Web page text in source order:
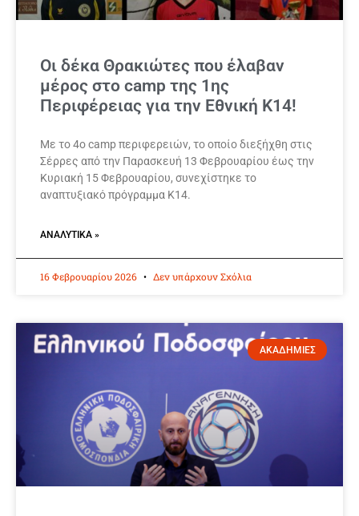
Οι δέκα Θρακιώτες που έλαβαν
μέρος στο camp της 1ης
Περιφέρειας για την Εθνική Κ14!
Με το 4ο camp περιφερειών, το οποίο διεξήχθη στις
Σέρρες από την Παρασκευή 13 Φεβρουαρίου έως την
Κυριακή 15 Φεβρουαρίου, συνεχίστηκε το
αναπτυξιακό πρόγραμμα Κ14.
ΑΝΑΛΥΤΙΚΆ »
16 Φεβρουαρίου 2026 Δεν υπάρχουν Σχόλια
ΑΚΑΔΗΜΙΕΣ